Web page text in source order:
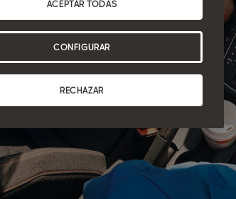
RECHAZAR
ACEPTAR TODAS
CONFIGURAR